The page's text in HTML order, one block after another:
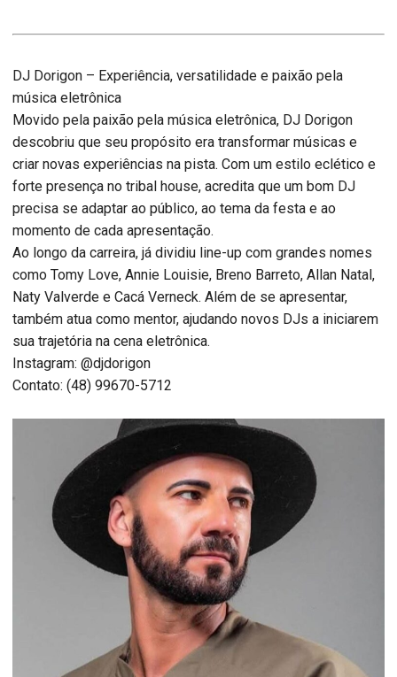
DJ Dorigon – Experiência, versatilidade e paixão pela
música eletrônica
Movido pela paixão pela música eletrônica, DJ Dorigon
descobriu que seu propósito era transformar músicas e
criar novas experiências na pista. Com um estilo eclético e
forte presença no tribal house, acredita que um bom DJ
precisa se adaptar ao público, ao tema da festa e ao
momento de cada apresentação.
Ao longo da carreira, já dividiu line-up com grandes nomes
como Tomy Love, Annie Louisie, Breno Barreto, Allan Natal,
Naty Valverde e Cacá Verneck. Além de se apresentar,
também atua como mentor, ajudando novos DJs a iniciarem
sua trajetória na cena eletrônica.
Instagram: @djdorigon
Contato: (48) 99670-5712